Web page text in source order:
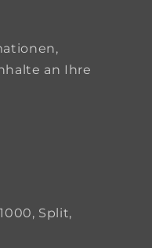
an Ihre
Split,